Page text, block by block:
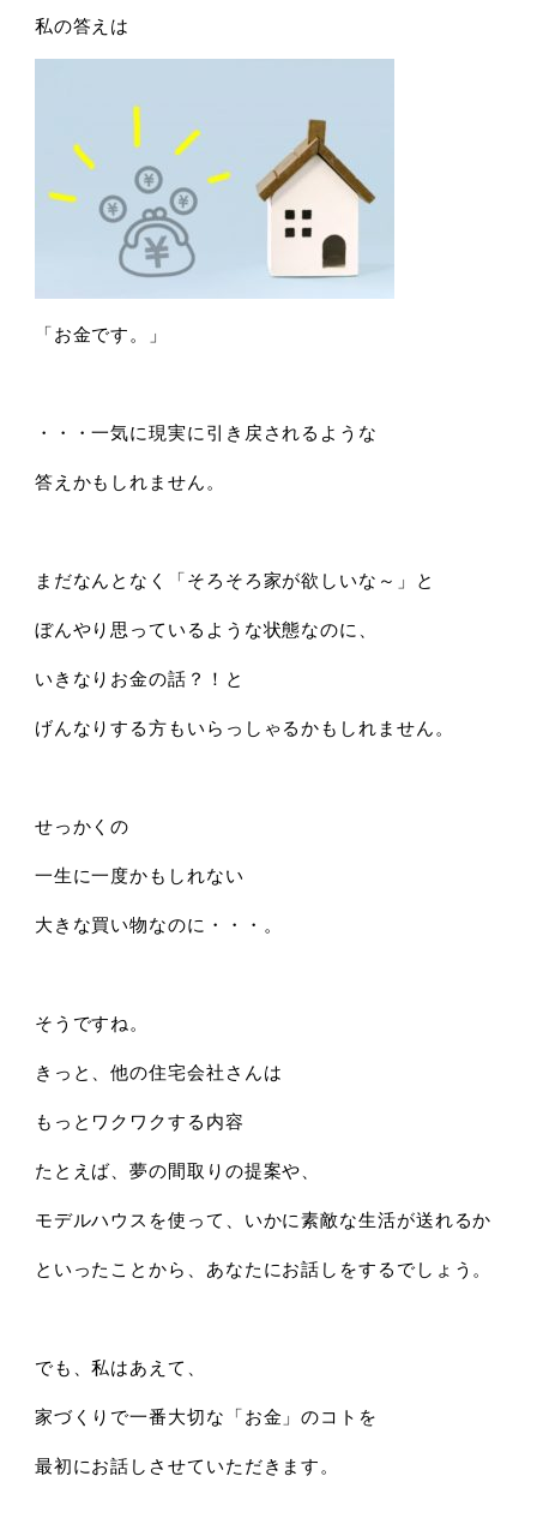
私の答えは
「お金です。」
・・・一気に現実に引き戻されるような
答えかもしれません。
まだなんとなく「そろそろ家が欲しいな～」と
ぼんやり思っているような状態なのに、
いきなりお金の話？！と
げんなりする方もいらっしゃるかもしれません。
せっかくの
一生に一度かもしれない
大きな買い物なのに・・・。
そうですね。
きっと、他の住宅会社さんは
もっとワクワクする内容
たとえば、夢の間取りの提案や、
モデルハウスを使って、いかに素敵な生活が送れるか
といったことから、あなたにお話しをするでしょう。
でも、私はあえて、
家づくりで一番大切な「お金」のコトを
最初にお話しさせていただきます。